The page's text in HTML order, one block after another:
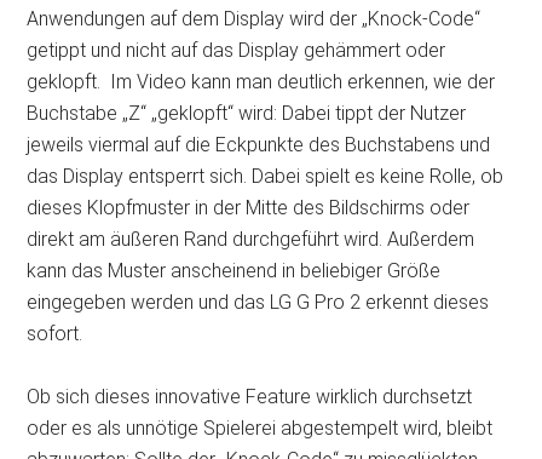
Anwendungen auf dem Display wird der „Knock-Code“
getippt und nicht auf das Display gehämmert oder
geklopft. Im Video kann man deutlich erkennen, wie der
Buchstabe „Z“ „geklopft“ wird: Dabei tippt der Nutzer
jeweils viermal auf die Eckpunkte des Buchstabens und
das Display entsperrt sich. Dabei spielt es keine Rolle, ob
dieses Klopfmuster in der Mitte des Bildschirms oder
direkt am äußeren Rand durchgeführt wird. Außerdem
kann das Muster anscheinend in beliebiger Größe
eingegeben werden und das LG G Pro 2 erkennt dieses
sofort.
Ob sich dieses innovative Feature wirklich durchsetzt
oder es als unnötige Spielerei abgestempelt wird, bleibt